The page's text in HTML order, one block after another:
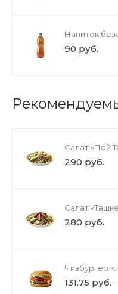
Напиток
90 руб.
Салат «Пой
290 руб.
Салат
280 руб.
Чизбургер
131.75 руб.